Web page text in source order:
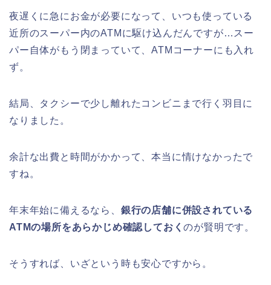
幸楽苑の餃子や麺はまずいの声は本
明治大学卒業式2026のゲストの歴代や
芸能人(有名人)は?保護者(親)も!
夜遅くに急にお金が必要になって、いつも使っている
近所のスーパー内のATMに駆け込んだんですが…スー
パー自体がもう閉まっていて、ATMコーナーにも入れ
ず。
結局、タクシーで少し離れたコンビニまで行く羽目に
なりました。
余計な出費と時間がかかって、本当に情けなかったで
すね。
年末年始に備えるなら、 銀行の店舗に併設されている
ATMの場所をあらかじめ確認しておくのが賢明です。
そうすれば、いざという時も安心ですから。